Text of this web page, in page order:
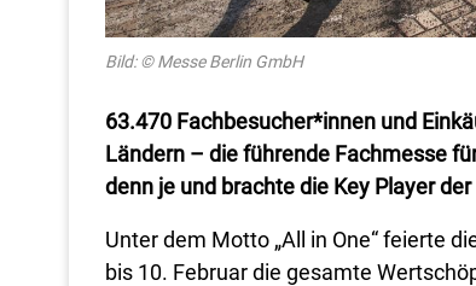
Bild: © Messe Berlin GmbH
63.470 Fachbesucher*innen und
Ländern – die führende Fachmesse
denn je und brachte die Key Player
Unter dem Motto „All in One“ feierte
bis 10. Februar die gesamte